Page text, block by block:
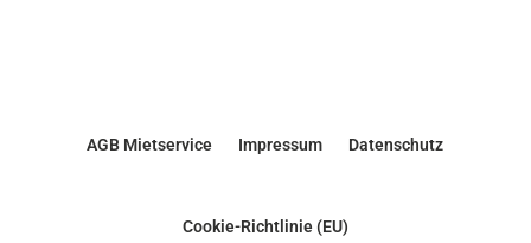
AGB Mietservice Impressum Datenschutz
Cookie-Richtlinie (EU)